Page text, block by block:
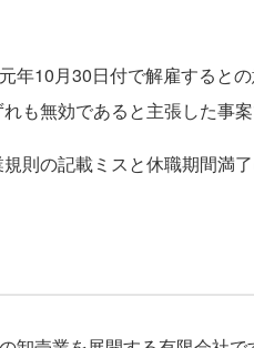
年10月30日付で解雇すると
も無効であると主張した事案
則の記載ミスと休職期間満